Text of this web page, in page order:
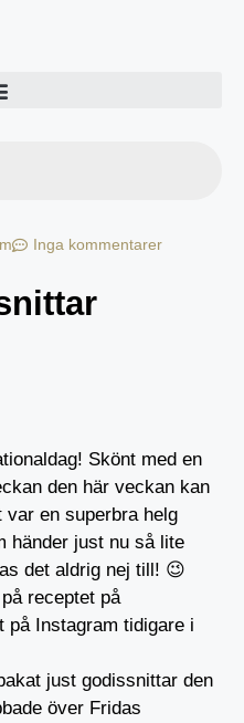
Inga kommentarer
Skönt med en
den här veckan kan
var en superbra helg
händer just nu så lite
det aldrig nej till! 😉
receptet på
på Instagram tidigare i
just godissnittar den
över Fridas